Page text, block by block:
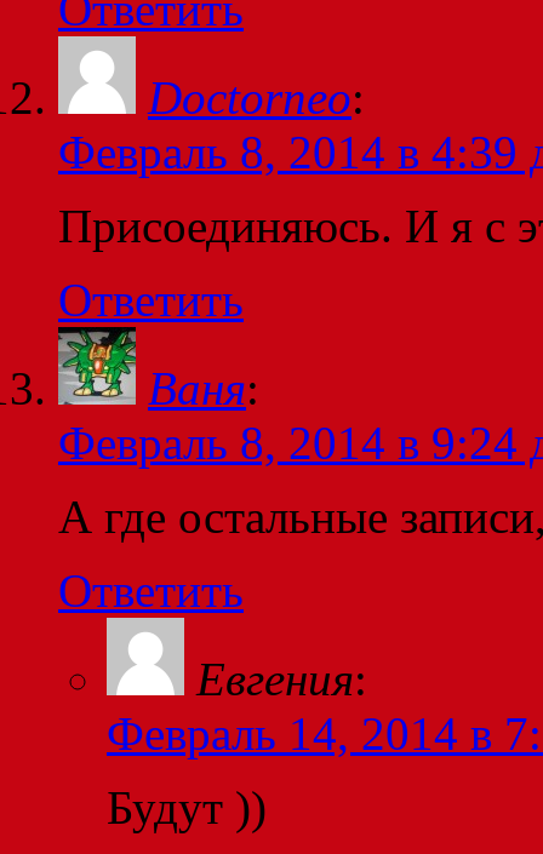
Doctorneo:
Февраль 8, 2014 в 4:39
Присоединяюсь. И я с
Ответить
Ваня:
Февраль 8, 2014 в 9:24
А где остальные
Ответить
Евгения:
Февраль 14, 2014 в
Будут ))